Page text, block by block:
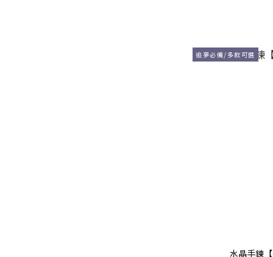
追夢必備/多款可選
水晶手鍊